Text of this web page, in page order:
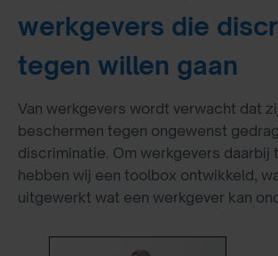
werkgevers die
tegen willen gaan
Van werkgevers wordt verwacht dat
beschermen tegen ongewenst
discriminatie. Om werkgevers daarbij
hebben wij een toolbox ontwikkeld,
uitgewerkt wat een werkgever kan